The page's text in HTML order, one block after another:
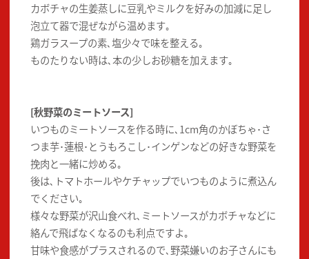
カボチャの生姜蒸しに豆乳やミルクを好みの加減に足し
泡立て器で混ぜながら温めます｡
鶏ガラスープの素､塩少々で味を整える｡
ものたりない時は､本の少しお砂糖を加えます｡
[秋野菜のミートソース]
いつものミートソースを作る時に､1cm角のかぼちゃ･さ
つま芋･蓮根･とうもろこし･インゲンなどの好きな野菜を
挽肉と一緒に炒める｡
後は､トマトホールやケチャップでいつものように煮込ん
でください｡
様々な野菜が沢山食べれ､ミートソースがカボチャなどに
絡んで飛ばなくなるのも利点ですよ｡
甘味や食感がプラスされるので､野菜嫌いのお子さんにも